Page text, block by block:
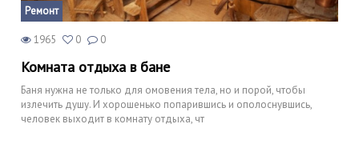
Ремонт
1965 0 0
Комната отдыха в бане
Баня нужна не только для омовения тела, но и порой, чтобы
излечить душу. И хорошенько попарившись и ополоснувшись,
человек выходит в комнату отдыха, чт